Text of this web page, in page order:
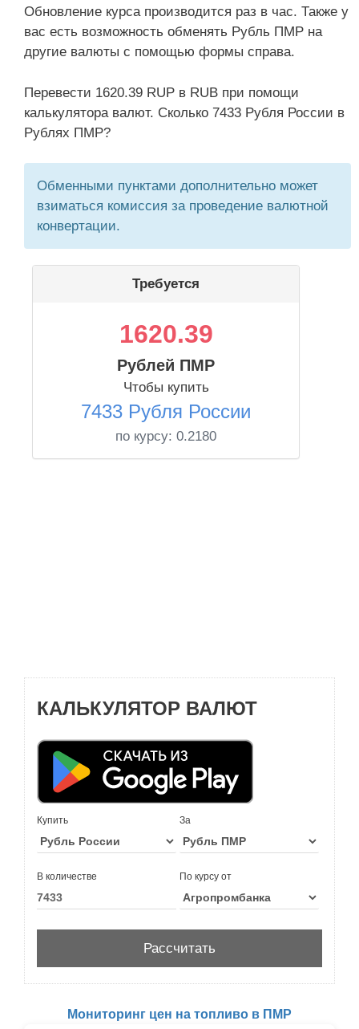
Обновление курса производится раз в час. Также у
вас есть возможность обменять Рубль ПМР на
другие валюты с помощью формы справа.
Перевести 1620.39 RUP в RUB при помощи
калькулятора валют. Сколько 7433 Рубля России в
Рублях ПМР?
Обменными пунктами дополнительно может
взиматься комиссия за проведение валютной
конвертации.
Требуется
1620.39
Рублей ПМР
Чтобы купить
7433 Рубля России
по курсу: 0.2180
КАЛЬКУЛЯТОР ВАЛЮТ
Купить За
В количестве По курсу от
Мониторинг цен на топливо в ПМР